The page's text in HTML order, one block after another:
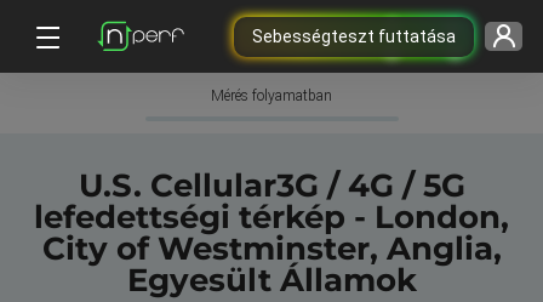
Sebességteszt futtatása
Mérés folyamatban
U.S. Cellular3G / 4G / 5G
lefedettségi térkép - London,
City of Westminster, Anglia,
Egyesült Államok